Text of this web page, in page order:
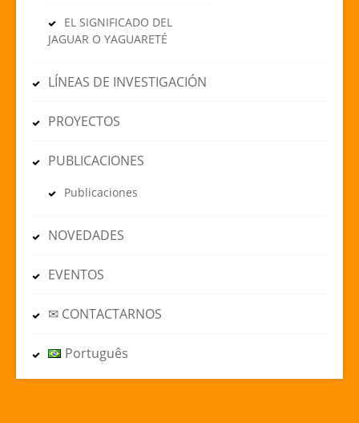
EL SIGNIFICADO DEL
JAGUAR O YAGUARETÉ
LÍNEAS DE INVESTIGACIÓN
PROYECTOS
PUBLICACIONES
Publicaciones
NOVEDADES
EVENTOS
✉ CONTACTARNOS
Português